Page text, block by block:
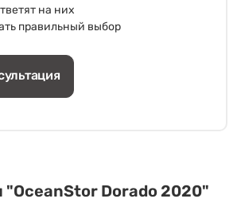
на них
правильный выбор
Dorado 2020"